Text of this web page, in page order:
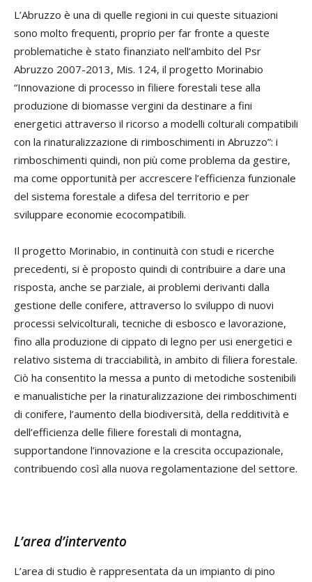
L’Abruzzo è una di quelle regioni in cui queste situazioni
sono molto frequenti, proprio per far fronte a queste
problematiche è stato finanziato nell’ambito del Psr
Abruzzo 2007-2013, Mis. 124, il progetto Morinabio
“Innovazione di processo in filiere forestali tese alla
produzione di biomasse vergini da destinare a fini
energetici attraverso il ricorso a modelli colturali compatibili
con la rinaturalizzazione di rimboschimenti in Abruzzo”: i
rimboschimenti quindi, non più come problema da gestire,
ma come opportunità per accrescere l’efficienza funzionale
del sistema forestale a difesa del territorio e per
sviluppare economie ecocompatibili.
Il progetto Morinabio, in continuità con studi e ricerche
precedenti, si è proposto quindi di contribuire a dare una
risposta, anche se parziale, ai problemi derivanti dalla
gestione delle conifere, attraverso lo sviluppo di nuovi
processi selvicolturali, tecniche di esbosco e lavorazione,
fino alla produzione di cippato di legno per usi energetici e
relativo sistema di tracciabilità, in ambito di filiera forestale.
Ciò ha consentito la messa a punto di metodiche sostenibili
e manualistiche per la rinaturalizzazione dei rimboschimenti
di conifere, l’aumento della biodiversità, della redditività e
dell’efficienza delle filiere forestali di montagna,
supportandone l’innovazione e la crescita occupazionale,
contribuendo così alla nuova regolamentazione del settore.
L’area d’intervento
L’area di studio è rappresentata da un impianto di pino